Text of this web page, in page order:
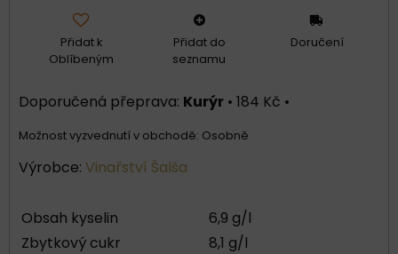
Přidat k
Oblíbeným
Přidat do
seznamu
Doručení
Kurýr • 184 Kč •
Osobně
Výrobce: Vinařství Šalša
Obsah kyselin
6,9 g/l
Zbytkový cukr
8,1 g/l